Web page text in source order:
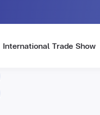
International Trade Show